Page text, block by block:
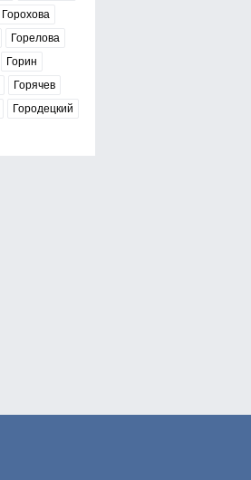
Горохова
Горелова
Горин
Горячев
Городецкий